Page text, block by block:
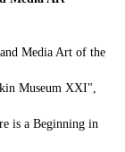
Media Art of the
Museum XXI",
is a Beginning in